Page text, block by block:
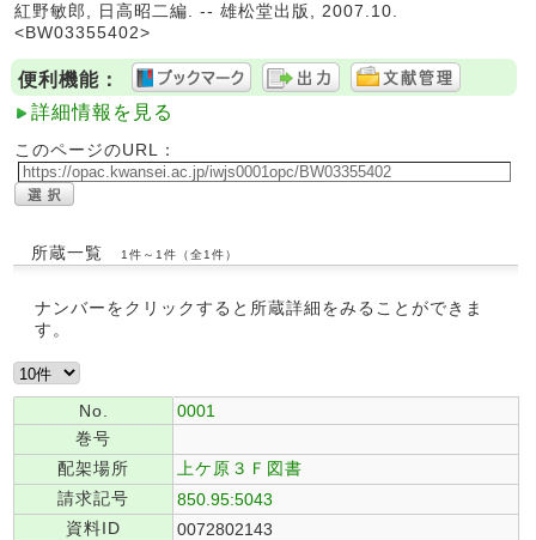
紅野敏郎, 日高昭二編. -- 雄松堂出版, 2007.10.
<BW03355402>
便利機能：
詳細情報を見る
このページのURL：
所蔵一覧 1件～1件（全1件）
ナンバーをクリックすると所蔵詳細をみることができま
す。
No.
0001
巻号
配架場所
上ケ原３Ｆ図書
請求記号
850.95:5043
資料ID
0072802143